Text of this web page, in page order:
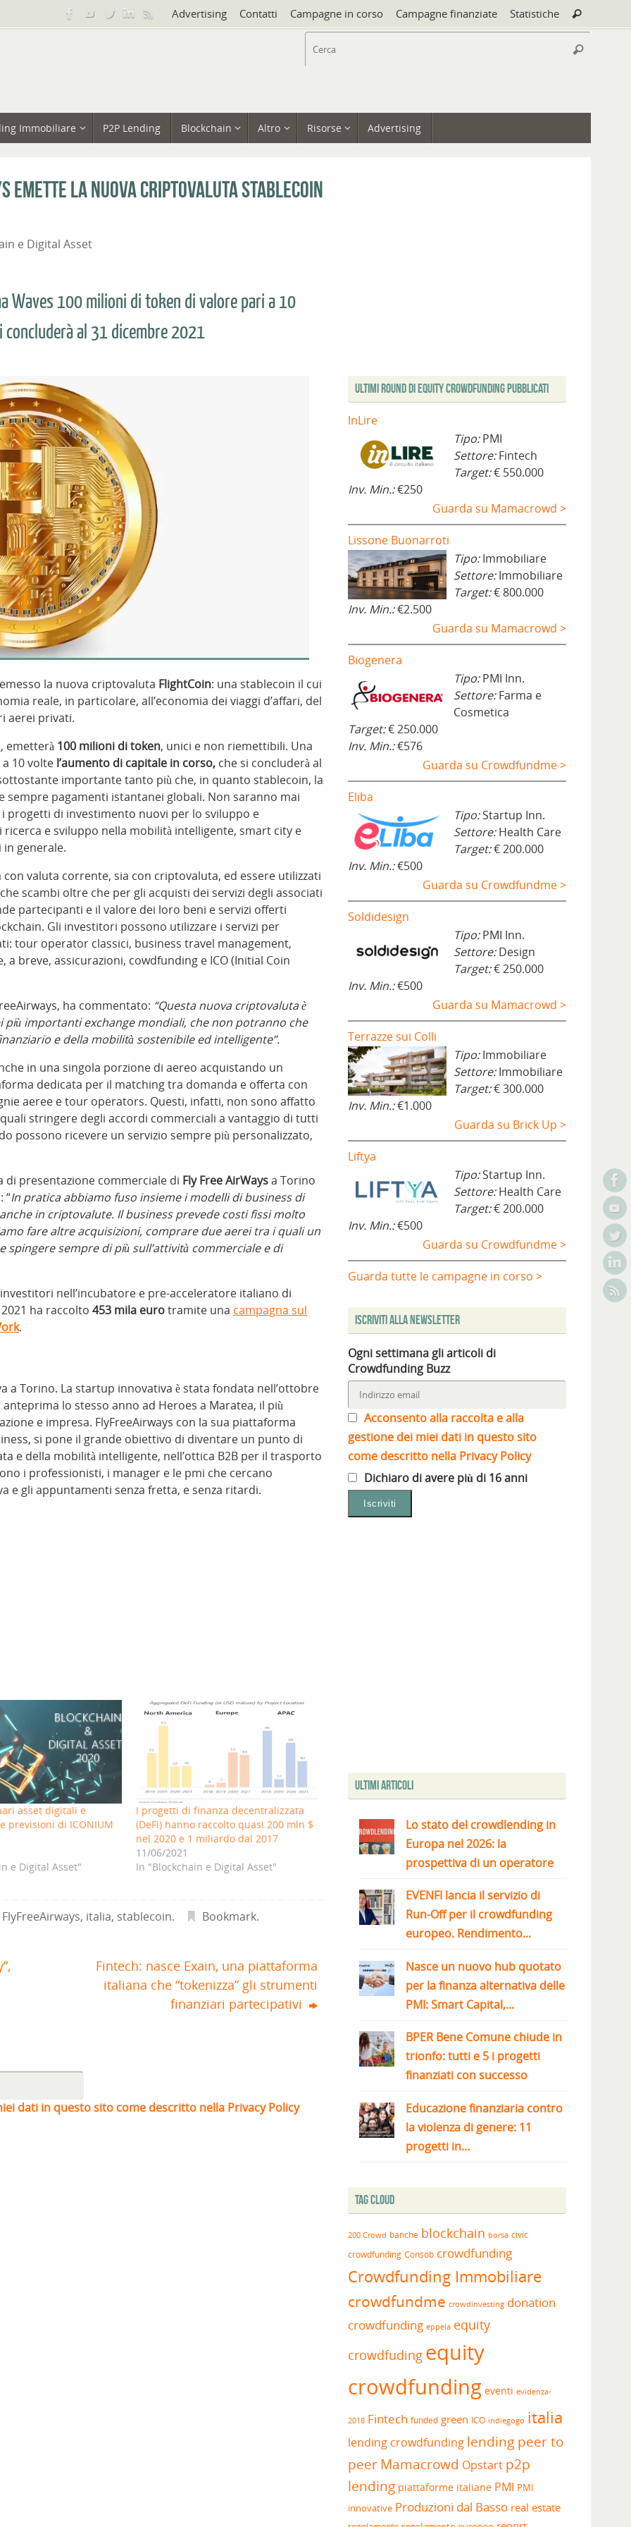
Advertising Contatti Campagne in corso Campagne finanziate Statistiche Cerca
Cerca
Immobiliare P2P Lending Blockchain Altro Risorse Advertising
emette la nuova criptovaluta stablecoin
e Digital Asset
Waves 100 milioni di token di valore pari a 10
concluderà al 31 dicembre 2021
la nuova criptovaluta FlightCoin: una stablecoin il cui
reale, in particolare, all’economia dei viaggi d’affari, del
aerei privati.
, emetterà 100 milioni di token, unici e non riemettibili. Una
10 volte l’aumento di capitale in corso, che si concluderà al
importante tanto più che, in quanto stablecoin, la
sempre pagamenti istantanei globali. Non saranno mai
progetti di investimento nuovi per lo sviluppo e
e sviluppo nella mobilità intelligente, smart city e
generale.
valuta corrente, sia con criptovaluta, ed essere utilizzati
scambi oltre che per gli acquisti dei servizi degli associati
partecipanti e il valore dei loro beni e servizi offerti
Gli investitori possono utilizzare i servizi per
tour operator classici, business travel management,
breve, assicurazioni, cowdfunding e ICO (Initial Coin
ha commentato: “Questa nuova criptovaluta è
importanti exchange mondiali, che non potranno che
e della mobilità sostenibile ed intelligente”.
in una singola porzione di aereo acquistando un
dedicata per il matching tra domanda e offerta con
aeree e tour operators. Questi, infatti, non sono affatto
stringere degli accordi commerciali a vantaggio di tutti
possono ricevere un servizio sempre più personalizzato,
di presentazione commerciale di Fly Free AirWaysa Torino
“In pratica abbiamo fuso insieme i modelli di business di
in criptovalute. Il business prevede costi fissi molto
fare altre acquisizioni, comprare due aerei tra i quali un
sempre di più sull’attività commerciale e di
nell’incubatore e pre-acceleratore italiano di
ha raccolto 453 mila eurotramite una campagna sul
.
a Torino. La startup innovativa è stata fondata nell’ottobre
lo stesso anno ad Heroes a Maratea, il più
e impresa. FlyFreeAirways con la sua piattaforma
si pone il grande obiettivo di diventare un punto di
e della mobilità intelligente, nell’ottica B2B per il trasporto
i professionisti, i manager e le pmi che cercano
e gli appuntamenti senza fretta, e senza ritardi.
asset digitali e
previsioni di ICONIUM
e Digital Asset"
I progetti di finanza decentralizzata
(DeFi) hanno raccolto quasi 200 mln $
nel 2020 e 1 miliardo dal 2017
11/06/2021
In "Blockchain e Digital Asset"
FlyFreeAirways, italia, stablecoin. Bookmark.
Fintech: nasce Exain, una piattaforma
italiana che “tokenizza” gli strumenti
finanziari partecipativi
dati in questo sito come descritto nella Privacy Policy
Ultimi Round di Equity Crowdfunding Pubblicati
InLire
Tipo:PMI
Settore:Fintech
Target:€ 550.000
Inv. Min.:€250
Guarda su Mamacrowd >
Lissone Buonarroti
Tipo:Immobiliare
Settore:Immobiliare
Target:€ 800.000
Inv. Min.:€2.500
Guarda su Mamacrowd >
Biogenera
Tipo:PMI Inn.
Settore:Farma e
Cosmetica
Target:€ 250.000
Inv. Min.:€576
Guarda su Crowdfundme >
Eliba
Tipo:Startup Inn.
Settore:Health Care
Target:€ 200.000
Inv. Min.:€500
Guarda su Crowdfundme >
Soldidesign
Tipo:PMI Inn.
Settore:Design
Target:€ 250.000
Inv. Min.:€500
Guarda su Mamacrowd >
Terrazze sui Colli
Tipo:Immobiliare
Settore:Immobiliare
Target:€ 300.000
Inv. Min.:€1.000
Guarda su Brick Up >
Liftya
Tipo:Startup Inn.
Settore:Health Care
Target:€ 200.000
Inv. Min.:€500
Guarda su Crowdfundme >
Guarda tutte le campagne in corso >
Iscriviti alla Newsletter
Ogni settimana gli articoli di
Crowdfunding Buzz
Acconsento alla raccolta e alla
gestione dei miei dati in questo sito
come descritto nella Privacy Policy
Dichiaro di avere più di 16 anni
Ultimi articoli
Lo stato del crowdlending in
Europa nel 2026: la
prospettiva di un operatore
EVENFI lancia il servizio di
Run-Off per il crowdfunding
europeo. Rendimento...
Nasce un nuovo hub quotato
per la finanza alternativa delle
PMI: Smart Capital,...
BPER Bene Comune chiude in
trionfo: tutti e 5 i progetti
finanziati con successo
Educazione finanziaria contro
la violenza di genere: 11
progetti in...
Tag Cloud
200 Crowd banche blockchain borsa civic
crowdfunding Consob crowdfunding
Crowdfunding Immobiliare
crowdfundme crowdinvesting donation
crowdfunding eppela equity
crowdfuding equity
crowdfunding eventi evidenza-
2018 Fintech funded green ICO indiegogo italia
lending crowdfunding lending peer to
peerMamacrowd Opstart p2p
lending piattaforme italiane PMI PMI
innovative Produzioni dal Basso real estate